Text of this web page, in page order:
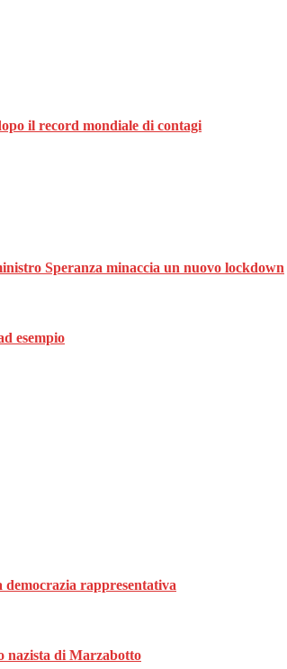
il record mondiale di contagi
Speranza minaccia un nuovo lockdown
esempio
rappresentativa
nazista di Marzabotto